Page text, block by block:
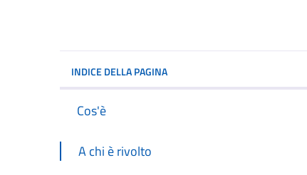
INDICE DELLA PAGINA
Cos'è
A chi è rivolto